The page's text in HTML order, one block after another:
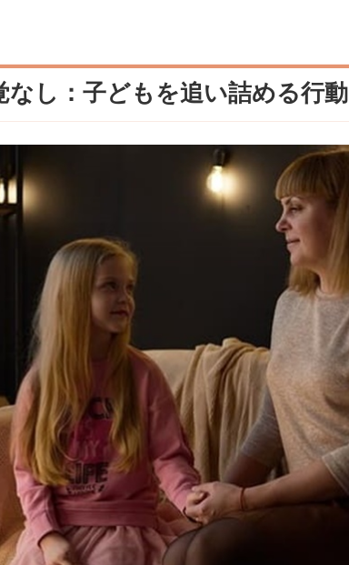
なし：子どもを追い詰める行動